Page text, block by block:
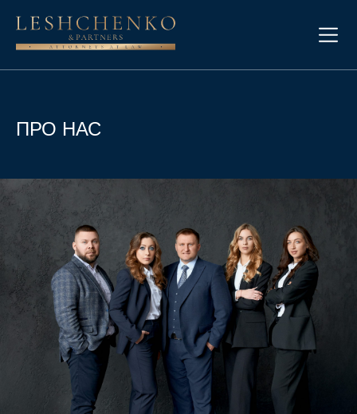
ПРО НАС